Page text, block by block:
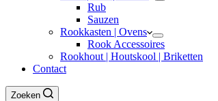
Rub
Sauzen
Rookkasten | Ovens
Rook Accessoires
Rookhout | Houtskool | Briketten
Contact
Zoeken